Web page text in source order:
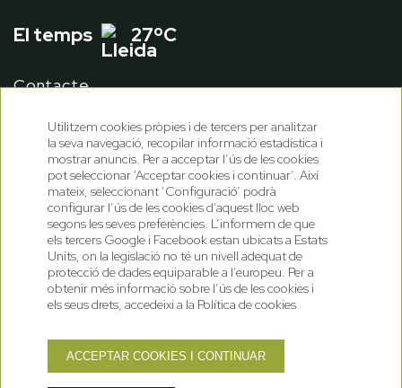
El temps 27ºC
Contacte
Condicions de reserva
Política de cookies Política de privadesa Nota legal
Utilitzem cookies pròpies i de tercers per analitzar
la seva navegació, recopilar informació estadística i
mostrar anuncis. Per a acceptar l’ús de les cookies
pot seleccionar ‘Acceptar cookies i continuar’. Així
mateix, seleccionant ‘Configuració’ podrà
configurar l’ús de les cookies d’aquest lloc web
segons les seves preferències. L’informem de que
els tercers Google i Facebook estan ubicats a Estats
Units, on la legislació no té un nivell adequat de
protecció de dades equiparable a l’europeu. Per a
obtenir més informació sobre l’ús de les cookies i
els seus drets, accedeixi a la Política de cookies
ACCEPTAR COOKIES I CONTINUAR